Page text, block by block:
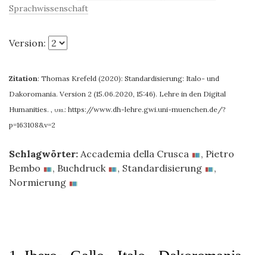
Sprachwissenschaft
Version:
Zitation: Thomas Krefeld (2020): Standardisierung: Italo- und
Dakoromania. Version 2 (15.06.2020, 15:46). Lehre in den Digital
Humanities. , url: https://www.dh-lehre.gwi.uni-muenchen.de/?
p=163108&v=2
Schlagwörter: Accademia della Crusca , Pietro
Bembo
, Buchdruck , Standardisierung
,
Normierung